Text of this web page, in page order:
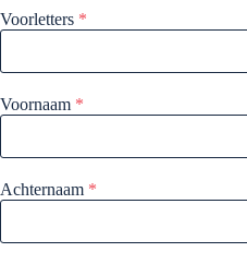
Voorletters *
Voornaam *
Achternaam *